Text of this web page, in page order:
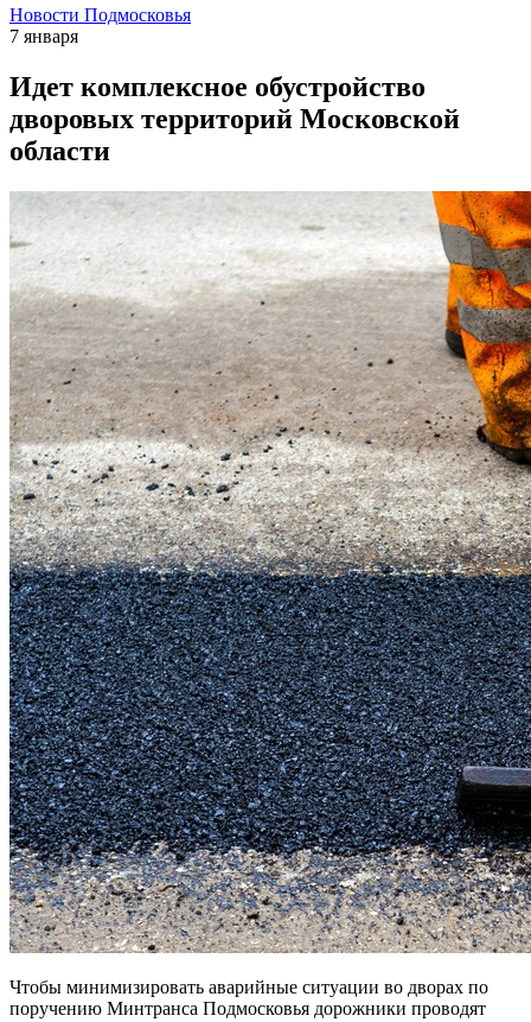
Новости Подмосковья
7 января
Идет комплексное обустройство
дворовых территорий Московской
области
Чтобы минимизировать аварийные ситуации во дворах по
поручению Минтранса Подмосковья дорожники проводят